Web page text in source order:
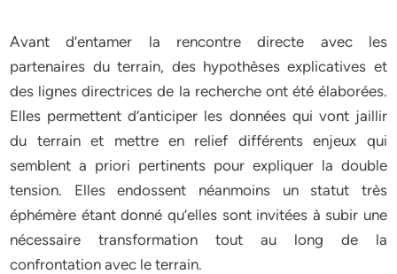
Avant d’entamer la rencontre directe avec les
partenaires du terrain, des hypothèses explicatives et
des lignes directrices de la recherche ont été élaborées.
Elles permettent d’anticiper les données qui vont jaillir
du terrain et mettre en relief différents enjeux qui
semblent a priori pertinents pour expliquer la double
tension. Elles endossent néanmoins un statut très
éphémère étant donné qu’elles sont invitées à subir une
nécessaire transformation tout au long de la
confrontation avec le terrain.